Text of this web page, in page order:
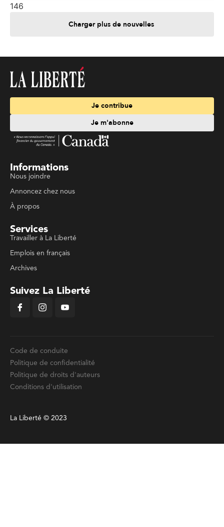
146
Charger plus de nouvelles
Je contribue
Je m'abonne
Informations
Nous joindre
Annoncez chez nous
À propos
Services
Travailler à La Liberté
Emplois en français
Archives
Suivez La Liberté
Code de conduite
Politique de confidentialité
Politique de droits d'auteurs
Conditions d'utilisation
La Liberté © 2023